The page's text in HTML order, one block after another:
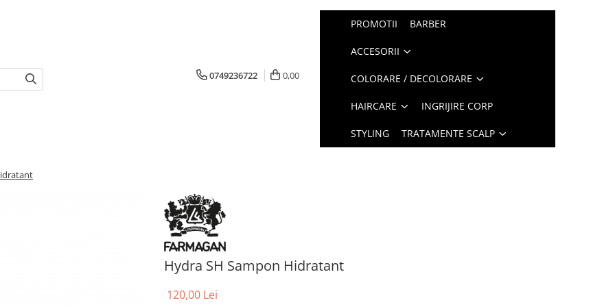
0749236722 0,00
PROMOTII BARBER
ACCESORII
COLORARE / DECOLORARE
HAIRCARE INGRIJIRE CORP
STYLING TRATAMENTE SCALP
Hydra SH Sampon Hidratant
120,00 Lei